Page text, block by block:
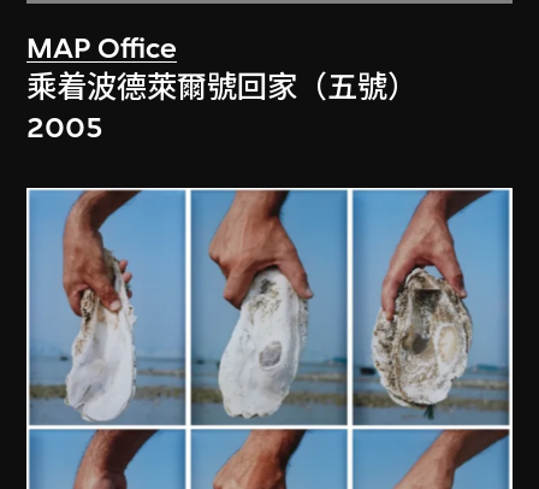
MAP Office
乘着波德萊爾號回家（五號）
2005